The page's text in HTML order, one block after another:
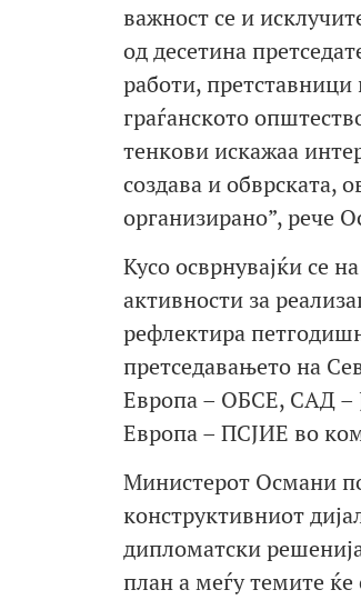
важност се и
од десетина
работи,
граѓанското
тенкови искажаа
создава и обврската,
организирано”, рече
Кусо осврнувајќи се
активности за
рефлектира
претседавањето на
Европа – ОБСЕ, САД –
Европа – ПСЈИЕ во
Министерот Османи
конструктивниот
дипломатски
план а меѓу темите ќе